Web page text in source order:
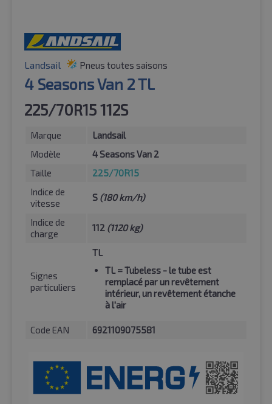
Landsail Pneus toutes saisons
4 Seasons Van 2 TL
225/70R15 112S
Marque
Landsail
Modèle
4 Seasons Van 2
Taille
225/70R15
Indice de
vitesse
S (180 km/h)
Indice de
charge
112 (1120 kg)
Signes
particuliers
TL
TL= Tubeless - le tube est
remplacé par un revêtement
intérieur, un revêtement étanche
à l'air
Code EAN 6921109075581